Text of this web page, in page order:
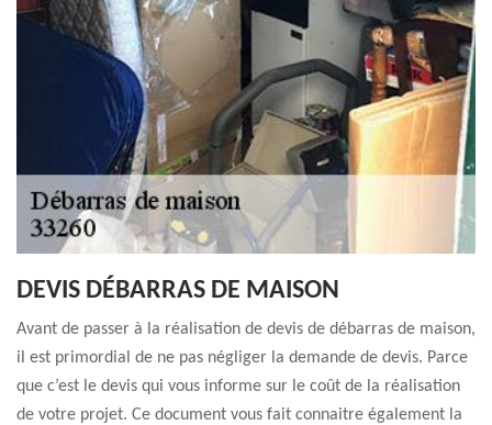
DEVIS DÉBARRAS DE MAISON
Avant de passer à la réalisation de devis de débarras de maison,
il est primordial de ne pas négliger la demande de devis. Parce
que c’est le devis qui vous informe sur le coût de la réalisation
de votre projet. Ce document vous fait connaitre également la